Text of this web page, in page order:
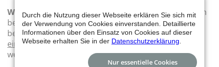
WICHTIG: wir sind dort Gäste, bitte die Plätze pfleglich
behandeln und die Bewässerungsvorschriften
beachten. Die Bewässerung muss manuell
eingeschaltetwerdenUNDmanuell ausgeschaltet
werden.
Durch die Nutzung dieser Webseite erklären Sie sich mit
der Verwendung von Cookies einverstanden. Detaillierte
Informationen über den Einsatz von Cookies auf dieser
Webseite erhalten Sie in der Datenschutzerklärung
Nur essentielle Cookies